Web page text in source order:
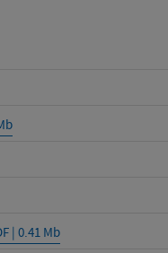
| 0.41 Mb